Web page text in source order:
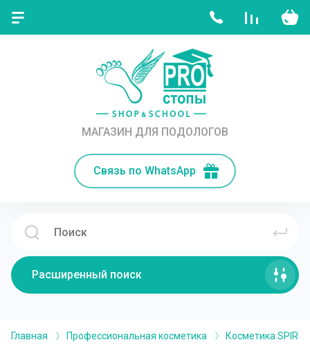
МАГАЗИН ДЛЯ ПОДОЛОГОВ
Связь по WhatsApp
Расширенный поиск
Главная Профессиональная косметика Косметика